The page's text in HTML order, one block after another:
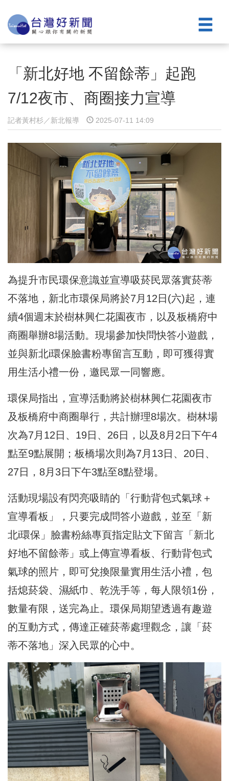
「新北好地 不留餘蒂」起跑
7/12夜市、商圈接力宣導
記者黃村杉／新北報導 2025-07-11 14:09
為提升市民環保意識並宣導吸菸民眾落實菸蒂
不落地，新北市環保局將於7月12日(六)起，連
續4個週末於樹林興仁花園夜市，以及板橋府中
商圈舉辦8場活動。現場參加快問快答小遊戲，
並與新北i環保臉書粉專留言互動，即可獲得實
用生活小禮一份，邀民眾一同響應。
環保局指出，宣導活動將於樹林興仁花園夜市
及板橋府中商圈舉行，共計辦理8場次。樹林場
次為7月12日、19日、26日，以及8月2日下午4
點至9點展開；板橋場次則為7月13日、20日、
27日，8月3日下午3點至8點登場。
活動現場設有閃亮吸睛的「行動背包式氣球＋
宣導看板」，只要完成問答小遊戲，並至「新
北i環保」臉書粉絲專頁指定貼文下留言「新北
好地不留餘蒂」或上傳宣導看板、行動背包式
氣球的照片，即可兌換限量實用生活小禮，包
括熄菸袋、濕紙巾、乾洗手等，每人限領1份，
數量有限，送完為止。環保局期望透過有趣遊
的互動方式，傳達正確菸蒂處理觀念，讓「菸
蒂不落地」深入民眾的心中。